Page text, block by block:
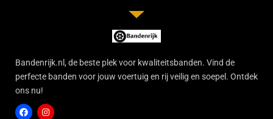
Bandenrijk.nl, de beste plek voor kwaliteitsbanden. Vind de
perfecte banden voor jouw voertuig en rij veilig en soepel. Ontdek
ons nu!